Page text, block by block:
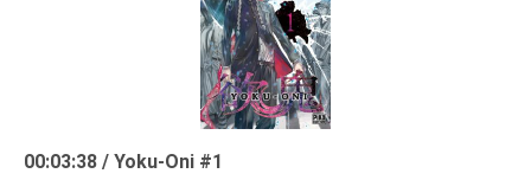
00:03:38 / Yoku-Oni #1